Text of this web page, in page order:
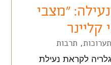
"מצבי
קליינר
תערוכות, תרבות
לקראת נעילת